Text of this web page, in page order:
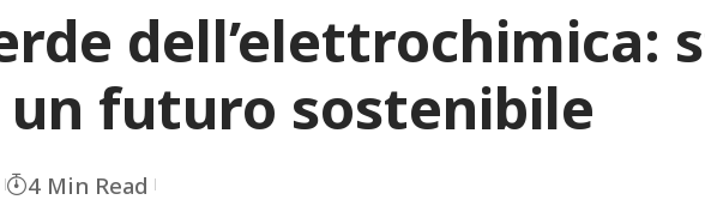
dell’elettrochimica:
futuro sostenibile
4 Min Read